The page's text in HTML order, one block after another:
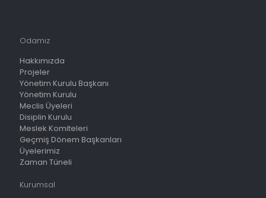
Odamız
Hakkımızda
Projeler
Yönetim Kurulu Başkanı
Yönetim Kurulu
Meclis Üyeleri
Disiplin Kurulu
Meslek Komiteleri
Geçmiş Dönem Başkanları
Üyelerimiz
Zaman Tüneli
Kurumsal